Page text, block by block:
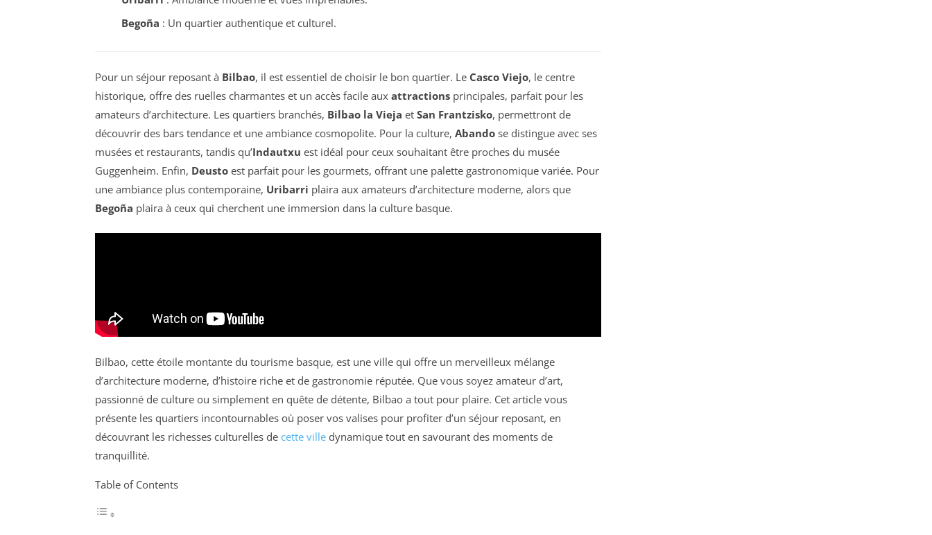
Begoña : Un quartier authentique et culturel.
Pour un séjour reposant à Bilbao, il est essentiel de choisir le bon quartier. Le Casco Viejo, le centre
historique, offre des ruelles charmantes et un accès facile aux attractions principales, parfait pour les
amateurs d’architecture. Les quartiers branchés, Bilbao la Vieja et San Frantzisko, permettront de
découvrir des bars tendance et une ambiance cosmopolite. Pour la culture, Abando se distingue avec ses
musées et restaurants, tandis qu’Indautxu est idéal pour ceux souhaitant être proches du musée
Guggenheim. Enfin, Deusto est parfait pour les gourmets, offrant une palette gastronomique variée. Pour
une ambiance plus contemporaine, Uribarri plaira aux amateurs d’architecture moderne, alors que
Begoña plaira à ceux qui cherchent une immersion dans la culture basque.
Bilbao, cette étoile montante du tourisme basque, est une ville qui offre un merveilleux mélange
d’architecture moderne, d’histoire riche et de gastronomie réputée. Que vous soyez amateur d’art,
passionné de culture ou simplement en quête de détente, Bilbao a tout pour plaire. Cet article vous
présente les quartiers incontournables où poser vos valises pour profiter d’un séjour reposant, en
découvrant les richesses culturelles de cette ville dynamique tout en savourant des moments de
tranquillité.
Table of Contents